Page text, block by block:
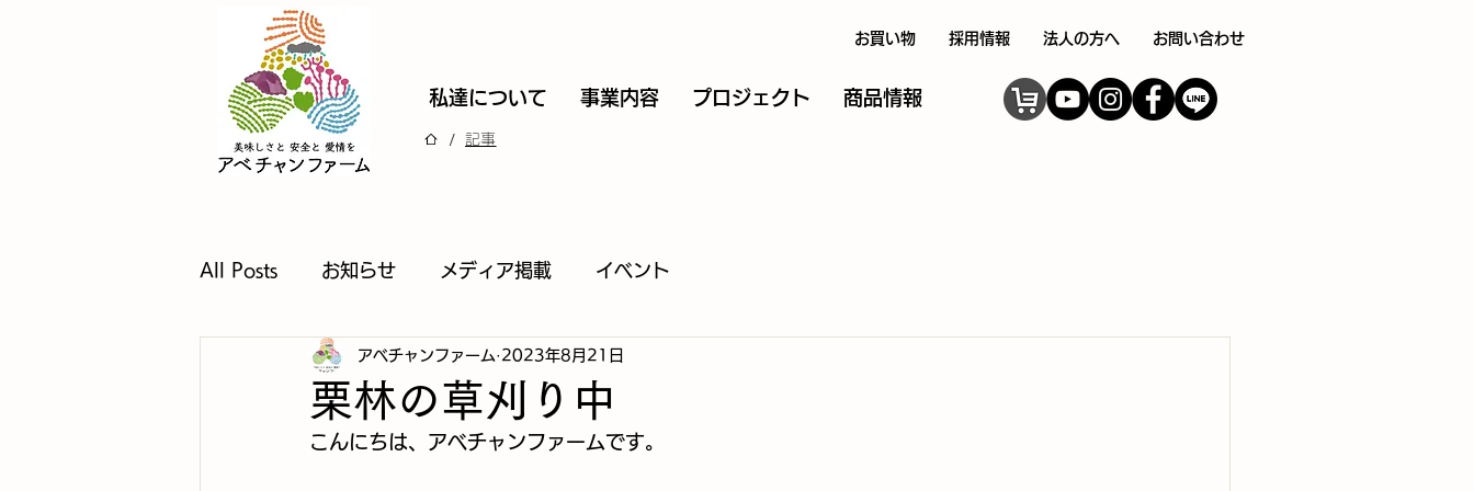
お買い物 採用情報 法人の方へ お問い合わせ
私達について 事業内容 プロジェクト 商品情報
/ 記事
All Posts お知らせ メディア掲載 イベント
栗林の草刈り中
アベチャンファーム 2023年8月21日
こんにちは、アベチャンファームです。